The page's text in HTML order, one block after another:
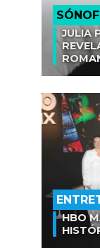
JULIA
HBO